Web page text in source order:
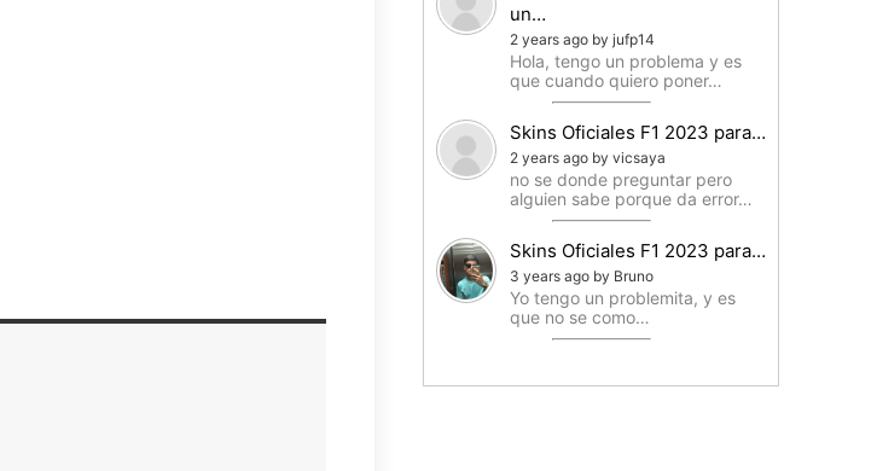
un…
2 years ago by jufp14
Hola, tengo un problema y es
que cuando quiero poner…
Skins Oficiales F1 2023 para…
2 years ago by vicsaya
no se donde preguntar pero
alguien sabe porque da error…
Skins Oficiales F1 2023 para…
3 years ago by Bruno
Yo tengo un problemita, y es
que no se como…